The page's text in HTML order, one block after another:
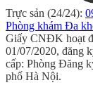
Trực sản (24/24):
Phòng khám Đa
Giấy CNĐK hoạt
01/07/2020, đăng
cấp: Phòng Đăng
phố Hà Nội.